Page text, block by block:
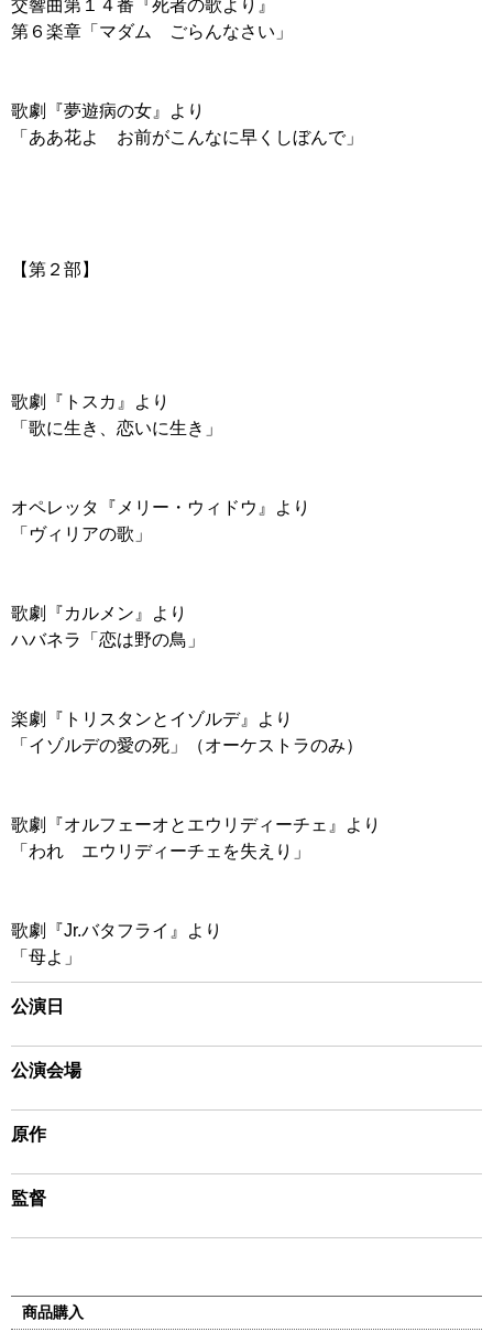
交響曲第１４番『死者の歌より』
第６楽章「マダム ごらんなさい」
歌劇『夢遊病の女』より
「ああ花よ お前がこんなに早くしぼんで」
【第２部】
歌劇『トスカ』より
「歌に生き、恋いに生き」
オペレッタ『メリー・ウィドウ』より
「ヴィリアの歌」
歌劇『カルメン』より
ハバネラ「恋は野の鳥」
楽劇『トリスタンとイゾルデ』より
「イゾルデの愛の死」（オーケストラのみ）
歌劇『オルフェーオとエウリディーチェ』より
「われ エウリディーチェを失えり」
歌劇『Jr.バタフライ』より
「母よ」
公演日
公演会場
原作
監督
商品購入